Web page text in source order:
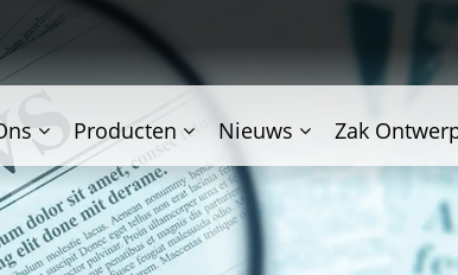
Producten Nieuws Zak